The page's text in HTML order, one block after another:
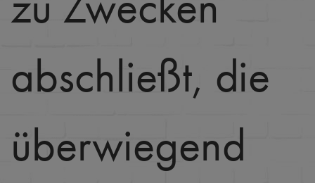
abschließt, die
überwiegend